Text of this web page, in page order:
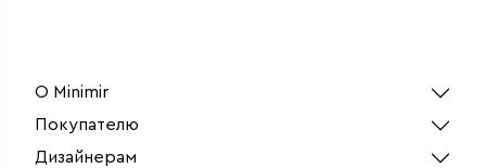
О Minimir
Покупателю
Дизайнерам